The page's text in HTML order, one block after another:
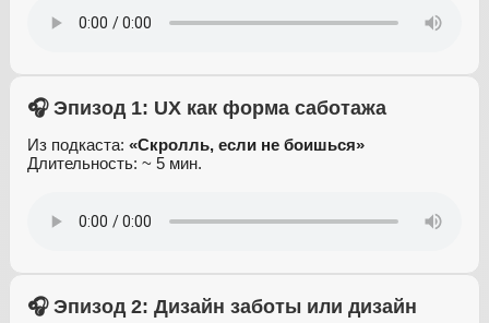
🎧 Эпизод 1: UX как форма саботажа
Из подкаста: «Скролль, если не боишься»
Длительность: ~ 5 мин.
🎧 Эпизод 2: Дизайн заботы или дизайн